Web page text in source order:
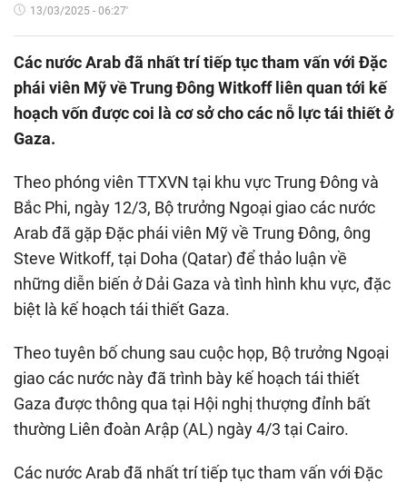
13/03/2025 - 06:27'
Các nước Arab đã nhất trí tiếp tục tham vấn với Đặc
phái viên Mỹ về Trung Đông Witkoff liên quan tới kế
hoạch vốn được coi là cơ sở cho các nỗ lực tái thiết ở
Gaza.
Theo phóng viên TTXVN tại khu vực Trung Đông và
Bắc Phi, ngày 12/3, Bộ trưởng Ngoại giao các nước
Arab đã gặp Đặc phái viên Mỹ về Trung Đông, ông
Steve Witkoff, tại Doha (Qatar) để thảo luận về
những diễn biến ở Dải Gaza và tình hình khu vực, đặc
biệt là kế hoạch tái thiết Gaza.
Theo tuyên bố chung sau cuộc họp, Bộ trưởng Ngoại
giao các nước này đã trình bày kế hoạch tái thiết
Gaza được thông qua tại Hội nghị thượng đỉnh bất
thường Liên đoàn Arập (AL) ngày 4/3 tại Cairo.
Các nước Arab đã nhất trí tiếp tục tham vấn với Đặc